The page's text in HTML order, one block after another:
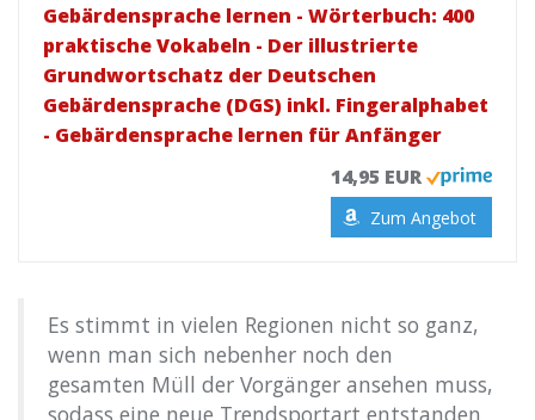
Gebärdensprache lernen - Wörterbuch: 400
praktische Vokabeln - Der illustrierte
Grundwortschatz der Deutschen
Gebärdensprache (DGS) inkl. Fingeralphabet
- Gebärdensprache lernen für Anfänger
14,95 EUR
Zum Angebot
Es stimmt in vielen Regionen nicht so ganz,
wenn man sich nebenher noch den
gesamten Müll der Vorgänger ansehen muss,
sodass eine neue Trendsportart entstanden